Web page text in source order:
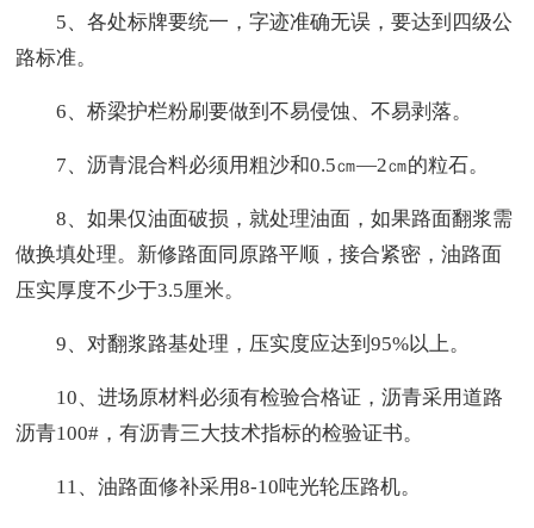
5、各处标牌要统一，字迹准确无误，要达到四级公
路标准。
6、桥梁护栏粉刷要做到不易侵蚀、不易剥落。
7、沥青混合料必须用粗沙和0.5㎝—2㎝的粒石。
8、如果仅油面破损，就处理油面，如果路面翻浆需
做换填处理。新修路面同原路平顺，接合紧密，油路面
压实厚度不少于3.5厘米。
9、对翻浆路基处理，压实度应达到95%以上。
10、进场原材料必须有检验合格证，沥青采用道路
沥青100#，有沥青三大技术指标的检验证书。
11、油路面修补采用8-10吨光轮压路机。